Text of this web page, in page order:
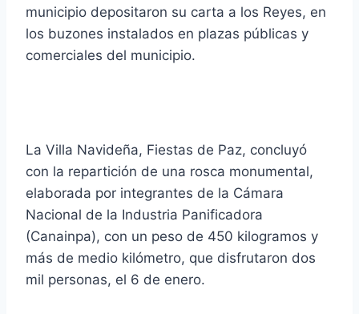
municipio depositaron su carta a los Reyes, en
los buzones instalados en plazas públicas y
comerciales del municipio.
La Villa Navideña, Fiestas de Paz, concluyó
con la repartición de una rosca monumental,
elaborada por integrantes de la Cámara
Nacional de la Industria Panificadora
(Canainpa), con un peso de 450 kilogramos y
más de medio kilómetro, que disfrutaron dos
mil personas, el 6 de enero.